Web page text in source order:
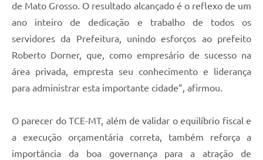
de Mato Grosso. O resultado alcançado é o reflexo de um
ano inteiro de dedicação e trabalho de todos os
servidores da Prefeitura, unindo esforços ao prefeito
Roberto Dorner, que, como empresário de sucesso na
área privada, empresta seu conhecimento e liderança
para administrar esta importante cidade”, afirmou.
O parecer do TCE-MT, além de validar o equilíbrio fiscal e
a execução orçamentária correta, também reforça a
importância da boa governança para a atração de